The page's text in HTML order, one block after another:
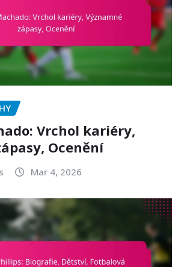
Vrchol kariéry,
Ocenění
Mar 4, 2026